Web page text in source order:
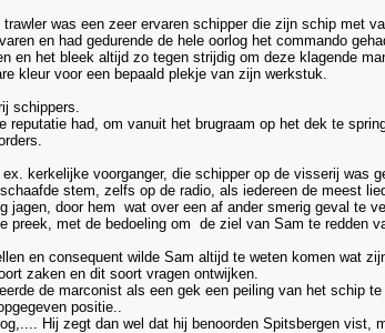
was een zeer ervaren schipper die zijn schip met
en had gedurende de hele oorlog het commando
en het bleek altijd zo tegen strijdig om deze klagende
kleur voor een bepaald plekje van zijn werkstuk.
schippers.
reputatie had, om vanuit het brugraam op het dek te
kerkelijke voorganger, die schipper op de visserij was
stem, zelfs op de radio, als iedereen de meest
jagen, door hem wat over een af ander smerig geval te
preek, met de bedoeling om de ziel van Sam te redden
en consequent wilde Sam altijd te weten komen wat
zaken en dit soort vragen ontwijken.
de marconist als een gek een peiling van het schip
positie..
Hij zegt dan wel dat hij benoorden Spitsbergen